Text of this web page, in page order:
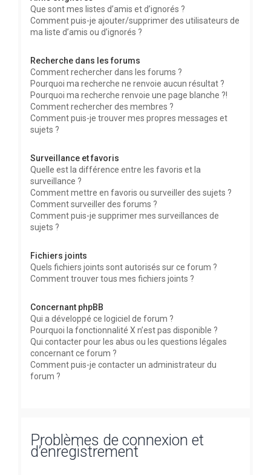
Que sont mes listes d’amis et d’ignorés ?
Comment puis-je ajouter/supprimer des utilisateurs de
ma liste d’amis ou d’ignorés ?
Recherche dans les forums
Comment rechercher dans les forums ?
Pourquoi ma recherche ne renvoie aucun résultat ?
Pourquoi ma recherche renvoie une page blanche ?!
Comment rechercher des membres ?
Comment puis-je trouver mes propres messages et
sujets ?
Surveillance et favoris
Quelle est la différence entre les favoris et la
surveillance ?
Comment mettre en favoris ou surveiller des sujets ?
Comment surveiller des forums ?
Comment puis-je supprimer mes surveillances de
sujets ?
Fichiers joints
Quels fichiers joints sont autorisés sur ce forum ?
Comment trouver tous mes fichiers joints ?
Concernant phpBB
Qui a développé ce logiciel de forum ?
Pourquoi la fonctionnalité X n’est pas disponible ?
Qui contacter pour les abus ou les questions légales
concernant ce forum ?
Comment puis-je contacter un administrateur du
forum ?
Problèmes de connexion et
d’enregistrement